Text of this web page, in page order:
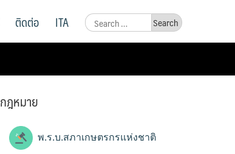
Search
for:
ติดต่อ ITA
กฎหมาย
พ.ร.บ.สภาเกษตรกรแห่งชาติ